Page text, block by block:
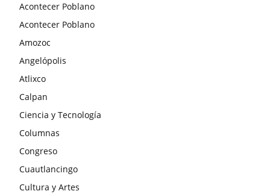
Acontecer Poblano
Acontecer Poblano
Amozoc
Angelópolis
Atlixco
Calpan
Ciencia y Tecnología
Columnas
Congreso
Cuautlancingo
Cultura y Artes